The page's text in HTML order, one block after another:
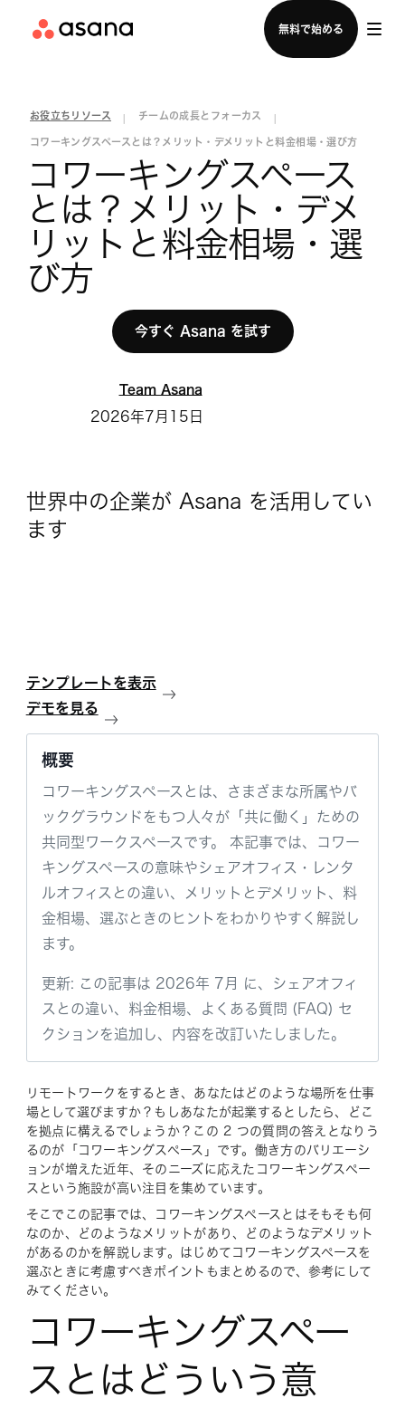
無料で始める
セールスチームに問い合わせる
お役立ちリソース チームの成長とフォーカス
コワーキングスペースとは？メリット・デメリットと料金相場・選び方
コワーキングスペース
とは？メリット・デメ
リットと料金相場・選
び方
今すぐ Asana を試す
Team Asana
2026年7月15日
世界中の企業が Asana を活用してい
ます
テンプレートを表示
デモを見る
概要
コワーキングスペースとは、さまざまな所属やバ
ックグラウンドをもつ人々が「共に働く」ための
共同型ワークスペースです。 本記事では、コワー
キングスペースの意味やシェアオフィス・レンタ
ルオフィスとの違い、メリットとデメリット、料
金相場、選ぶときのヒントをわかりやすく解説し
ます。
更新: この記事は 2026年 7月 に、シェアオフィ
スとの違い、料金相場、よくある質問 (FAQ) セ
クションを追加し、内容を改訂いたしました。
リモートワークをするとき、あなたはどのような場所を仕事
場として選びますか？もしあなたが起業するとしたら、どこ
を拠点に構えるでしょうか？この 2 つの質問の答えとなりう
るのが「コワーキングスペース」です。働き方のバリエーシ
ョンが増えた近年、そのニーズに応えたコワーキングスペー
スという施設が高い注目を集めています。
そこでこの記事では、コワーキングスペースとはそもそも何
なのか、どのようなメリットがあり、どのようなデメリット
があるのかを解説します。はじめてコワーキングスペースを
選ぶときに考慮すべきポイントもまとめるので、参考にして
みてください。
コワーキングスペー
スとはどういう意